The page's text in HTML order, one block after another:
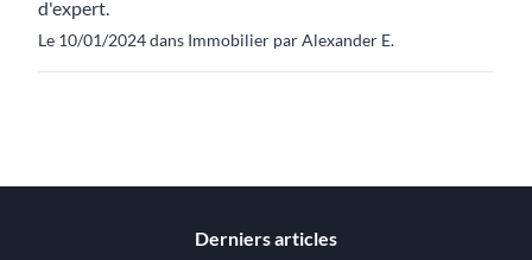
d'expert.
Le 10/01/2024 dans Immobilier par Alexander E.
Derniers articles